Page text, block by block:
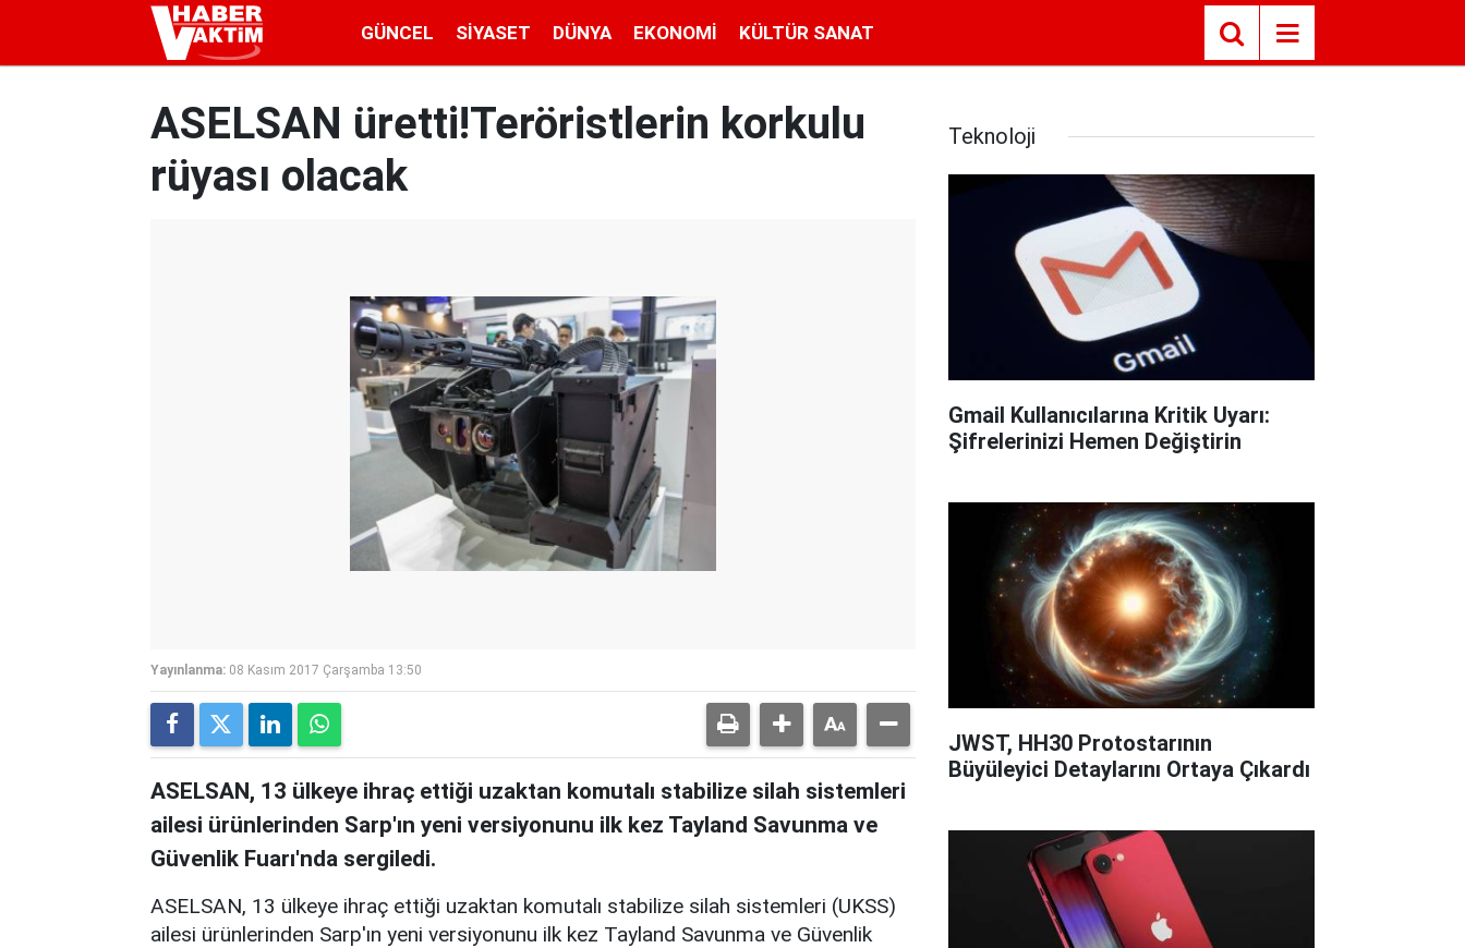
GÜNCEL SIYASET DÜNYA EKONOMI KÜLTÜR SANAT
ASELSAN üretti!Teröristlerin korkulu
rüyası olacak
Yayınlanma: 08 Kasım 2017 Çarşamba 13:50
ASELSAN, 13 ülkeye ihraç ettiği uzaktan komutalı stabilize silah sistemleri
ailesi ürünlerinden Sarp'ın yeni versiyonunu ilk kez Tayland Savunma ve
Güvenlik Fuarı'nda sergiledi.
ASELSAN, 13 ülkeye ihraç ettiği uzaktan komutalı stabilize silah sistemleri (UKSS)
ailesi ürünlerinden Sarp'ın yeni versiyonunu ilk kez Tayland Savunma ve Güvenlik
Teknoloji
Gmail Kullanıcılarına Kritik Uyarı:
Şifrelerinizi Hemen Değiştirin
JWST, HH30 Protostarının
Büyüleyici Detaylarını Ortaya Çıkardı